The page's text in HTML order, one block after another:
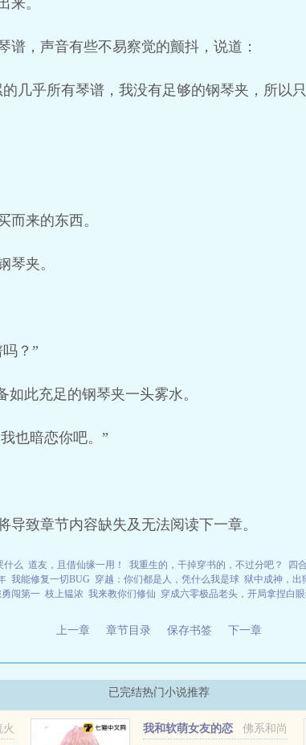
来。
谱，声音有些不易察觉的颤抖，说道：
几乎所有琴谱，我没有足够的钢琴夹，所以
而来的东西。
琴夹。
？”
如此充足的钢琴夹一头雾水。
也暗恋你吧。”
致章节内容缺失及无法阅读下一章。
什么 道友，且借仙缘一用！ 我重生的，干掉穿书的，不过分吧？ 四
我能修复一切BUG 穿越：你们都是人，凭什么我是球 狱中成神，出
闯第一 枝上韫浓 我来教你们修仙 穿成六零极品老头，开局拿捏白眼
上一章 章节目录 保存书签 下一章
已完结热门小说推荐
火 佛系和尚
我和软萌女友的恋